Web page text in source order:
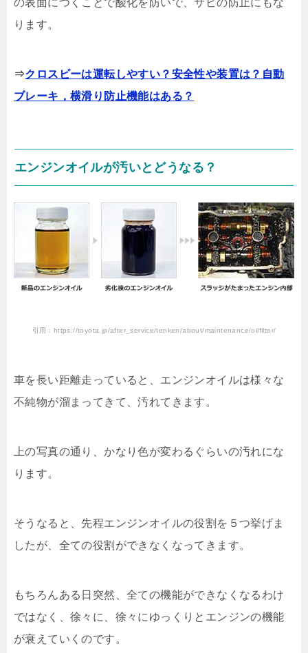
ります。
⇒クロスビーは運転しやすい？安全性や装置は？自動
ブレーキ，横滑り防止機能はある？
エンジンオイルが汚いとどうなる？
引用：https://toyota.jp/after_service/tenken/about/maintenance/oilfilter/
車を長い距離走っていると、エンジンオイルは様々な
不純物が溜まってきて、汚れてきます。
上の写真の通り、かなり色が変わるぐらいの汚れにな
ります。
そうなると、先程エンジンオイルの役割を５つ挙げま
したが、全ての役割ができなくなってきます。
もちろんある日突然、全ての機能ができなくなるわけ
ではなく、徐々に、徐々にゆっくりとエンジンの機能
が衰えていくのです。